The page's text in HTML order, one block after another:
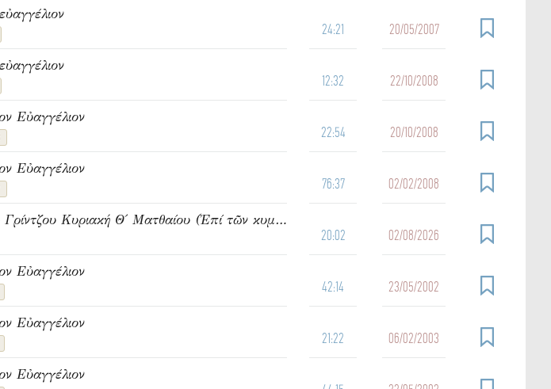
24:21 20/05/2007
12:32 22/10/2008
Εὐαγγέλιον
22:54 20/10/2008
Εὐαγγέλιον
76:37 02/02/2008
950. Ὁμιλία τοῦ π. Ἰωάννου Γρίντζου Κυριακή Θ΄ Ματθαίου (Ἐπί τῶν κυμάτων)
20:02 02/08/2026
Εὐαγγέλιον
42:14 23/05/2002
Εὐαγγέλιον
21:22 06/02/2003
Εὐαγγέλιον